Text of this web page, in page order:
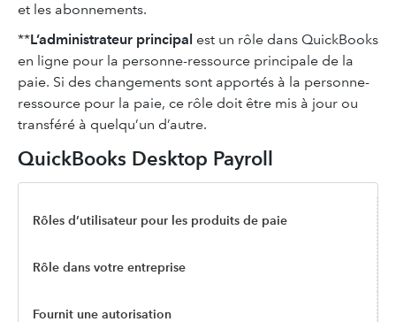
et les abonnements.
**L’administrateur principal est un rôle dans QuickBooks
en ligne pour la personne-ressource principale de la
paie. Si des changements sont apportés à la personne-
ressource pour la paie, ce rôle doit être mis à jour ou
transféré à quelqu’un d’autre.
QuickBooks Desktop Payroll
Rôles d’utilisateur pour les produits de paie
Rôle dans votre entreprise
Fournit une autorisation